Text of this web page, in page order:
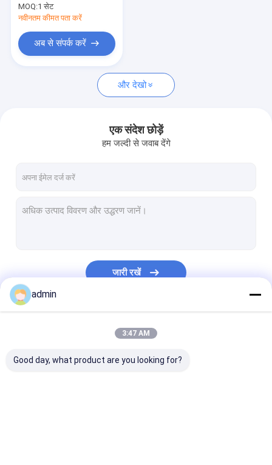
संपर्क करें
समाचार
एक उद्धरण की विनती करे
मोनोफिलामेंट एक्सट्रूज़न लाइन
कृत्रिम घास उत्पादन लाइन
स्वचालित काटने और सिलाई मशीन
MOQ:1 सेट
नवीनतम कीमत पता करें
अब से संपर्क करें
और देखो
एक संदेश छोड़ें
हम जल्दी से जवाब देंगे
जारी रखें
admin
3:47 AM
Good day, what product are you looking for?